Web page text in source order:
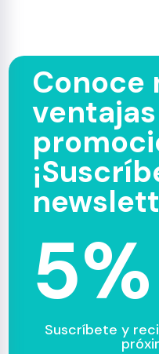
Conoce
5%
Suscríbete y